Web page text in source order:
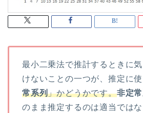
最小二乗法で推計するときに
けないことの一つが、推定に
常系列」かどうかです。非定
のまま推定するのは適当では